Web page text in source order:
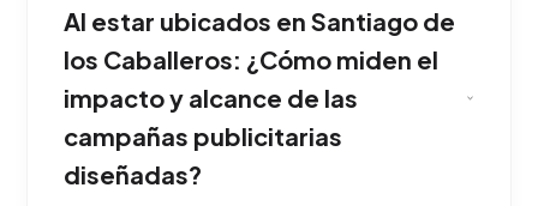
encontrar "insights" psicológicos reales, y
sobre ellos, construyen campañas que
generan emoción y conexión comercial. Es la
mejor opción para competir fuertemente
dentro de Santiago de los Caballeros.
Al estar ubicados en Santiago de
los Caballeros: ¿Cómo miden el
impacto y alcance de las
campañas publicitarias
diseñadas?